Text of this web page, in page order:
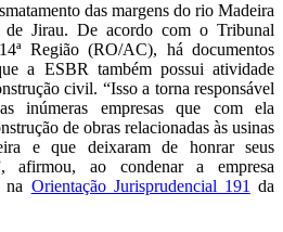
das margens do rio Madeira
de Jirau. De acordo com o Tribunal
Região (RO/AC), há documentos
a ESBR também possui atividade
civil. “Isso a torna responsável
inúmeras empresas que com ela
de obras relacionadas às usinas
e que deixaram de honrar seus
afirmou, ao condenar a empresa
na Orientação Jurisprudencial 191 da